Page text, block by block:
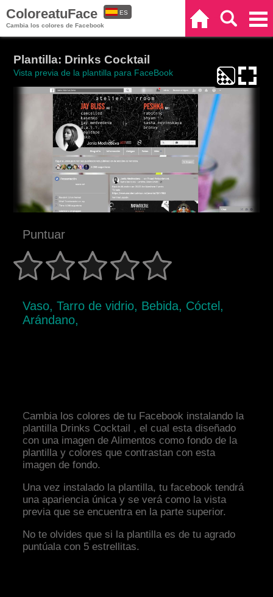
ColoreatuFace
Cambia los colores de Facebook
ES
Plantilla: Drinks Cocktail
Vista previa de la plantilla para FaceBook
Puntuar
Vaso, Tarro de vidrio, Bebida, Cóctel,
Arándano,
Cambia los colores de tu Facebook instalando la
plantilla Drinks Cocktail , el cual esta diseñado
con una imagen de Alimentos como fondo de la
plantilla y colores que contrastan con esta
imagen de fondo.
Una vez instalado la plantilla, tu facebook tendrá
una apariencia única y se verá como la vista
previa que se encuentra en la parte superior.
No te olvides que si la plantilla es de tu agrado
puntúala con 5 estrellitas.